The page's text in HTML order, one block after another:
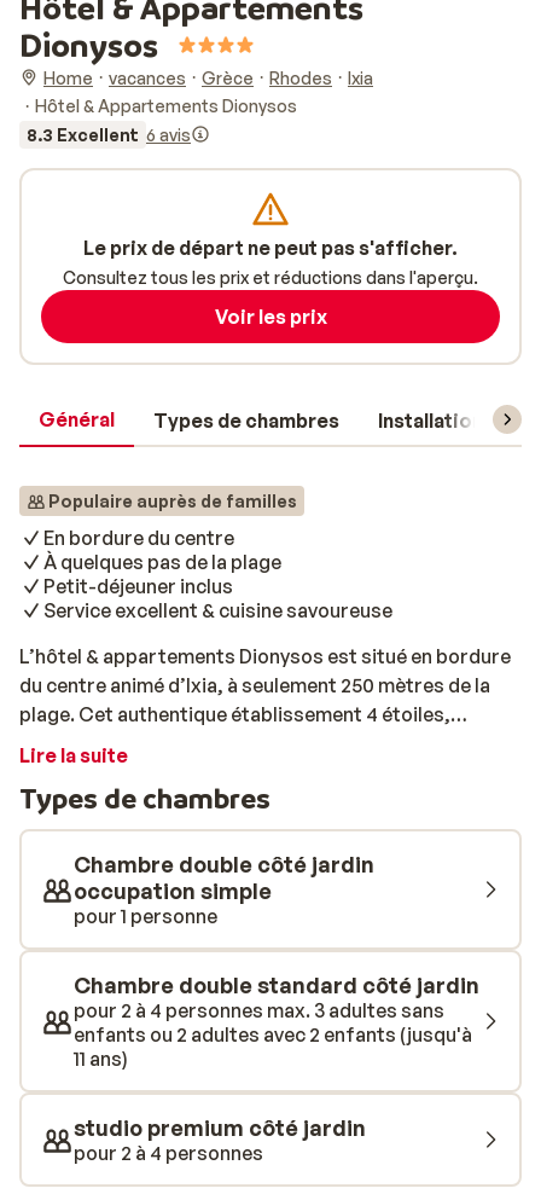
Dionysos
Home vacances Grèce Rhodes
Ixia
Hôtel & Appartements Dionysos
8.3 Excellent 6 avis
Général Types de chambres Installations
Populaire auprès de familles
En bordure du centre
À quelques pas de la plage
Petit-déjeuner inclus
Service excellent & cuisine savoureuse
L’hôtel & appartements Dionysos est situé en bordure
du centre animé d’Ixia, à seulement 250 mètres de la
plage. Cet authentique établissement 4 étoiles,
entouré de jardins verdoyants, est réputé pour son
L’hébergement présente un style traditionnel et une
atmosphère naturelle, en harmonie avec son
environnement. Les chambres et studios,
confortablement aménagés, sont répartis dans
plusieurs bâtiments. La plage, accessible à pied, est
une plage de galets équipée de transats et parasols (en
supplément). Dans le jardin, vous pourrez vous
détendre à l’ombre des palmiers ou siroter un verre au
bar. L’établissement dispose également d’un
restaurant proposant des repas variés. L’emplacement
est idéal: au calme, en périphérie d’Ixia, tout en restant
proche de toutes les commodités. Un arrêt de bus se
trouve à 200 mètres et, en quelques minutes à pied,
vous pouvez rejoindre un supermarché ou un
Lire la suite
Types de chambres
Chambre double côté jardin
occupation simple
pour 1 personne
Chambre double standard côté jardin
pour 2 à 4 personnes max. 3 adultes sans
enfants ou 2 adultes avec 2 enfants (jusqu'à
11 ans)
studio premium côté jardin
pour 2 à 4 personnes
Le prix de départ ne peut pas s'afficher.
Consultez tous les prix et réductions dans l'aperçu.
Voir les prix